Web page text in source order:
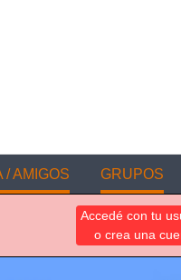
/ AMIGOS GRUPOS
Accedé con tu
o crea una